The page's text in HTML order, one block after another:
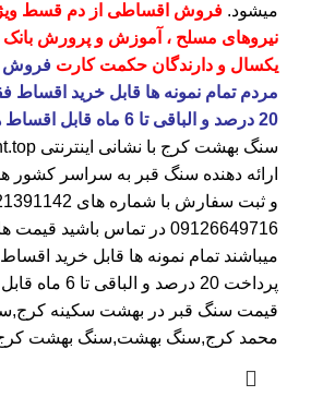
میشود. فروش اقساطی از دم قسط
نیروهای مسلح ، آموزش و پرورش
یکسال و دارندگان حکمت کارت فروش
مردم تمام نمونه ها قابل خرید اقساط
20 درصد و الباقی تا 6 ماه قابل اقساط هستند.
سنگ بهشت کرج با نشانی اینترنتی
ارائه دهنده سنگ قبر به سراسر کشور
و ثبت سفارش با شماره های
09126649716 در تماس باشید قیمت
میباشند تمام نمونه ها قابل خرید
پرداخت 20 درصد و الباقی تا 6 ماه قابل اقساط هستند.
قیمت سنگ قبر در بهشت سکینه کرج
محمد کرج,سنگ بهشت,سنگ بهشت کرج